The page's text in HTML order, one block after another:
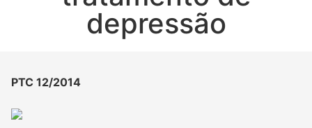
depressão
PTC 12/2014